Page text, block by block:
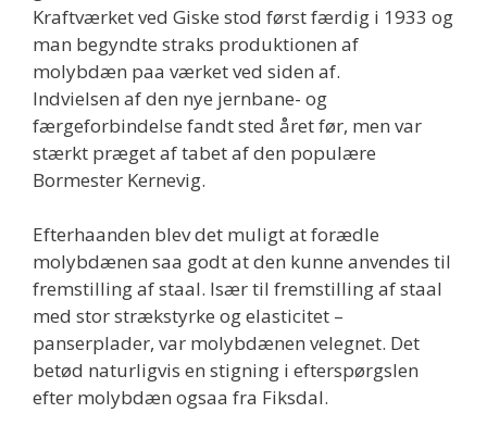
Kraftværket ved Giske stod først færdig i 1933 og
man begyndte straks produktionen af
molybdæn paa værket ved siden af.
Indvielsen af den nye jernbane- og
færgeforbindelse fandt sted året før, men var
stærkt præget af tabet af den populære
Bormester Kernevig.
Efterhaanden blev det muligt at forædle
molybdænen saa godt at den kunne anvendes til
fremstilling af staal. Især til fremstilling af staal
med stor strækstyrke og elasticitet –
panserplader, var molybdænen velegnet. Det
betød naturligvis en stigning i efterspørgslen
efter molybdæn ogsaa fra Fiksdal.